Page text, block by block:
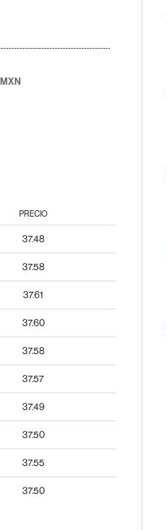
MXN
PRECIO
37.48
37.58
37.61
37.60
37.58
37.57
37.49
37.50
37.55
37.50